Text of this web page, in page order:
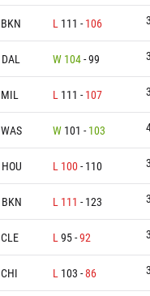
BKN L 111 - 106
DAL W 104-99
MIL L 111 - 107
WAS W 101 - 103
HOU L 100- 110
BKN L 111 - 123
CLE L 95-92
CHI L 103 -86